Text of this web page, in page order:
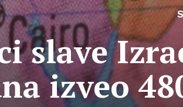
slave
izveo